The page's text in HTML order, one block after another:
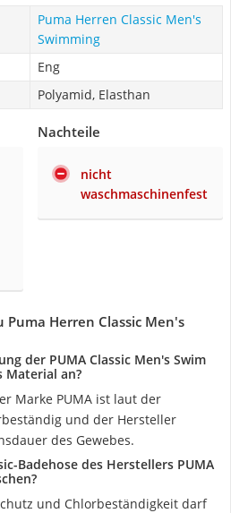
Puma Herren Classic Men's
Swimming
Eng
Polyamid, Elasthan
Nachteile
nicht
waschmaschinenfest
Herren Classic Men's
der PUMA Classic Men's Swim
Material an?
Marke PUMA ist laut der
und der Hersteller
des Gewebes.
Badehose des Herstellers PUMA
und Chlorbeständigkeit darf